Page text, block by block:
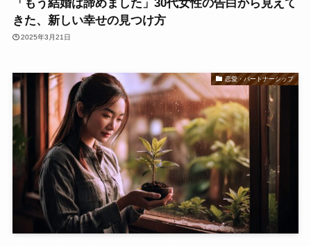
「もう結婚は諦めました」30代女性の告白から見えて
きた、新しい幸せの見つけ方
2025年3月21日
恋愛・パートナーシップ